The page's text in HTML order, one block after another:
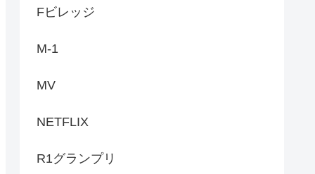
Fビレッジ
M-1
MV
NETFLIX
R1グランプリ